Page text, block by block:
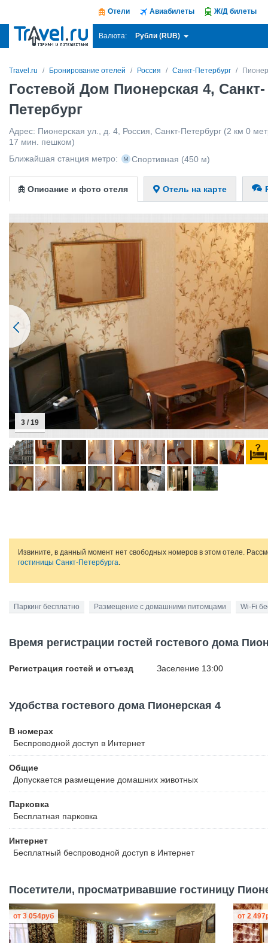
Отели Авиабилеты Ж/Д билеты
Валюта: Рубли (RUB)
Travel.ru Бронирование отелей Россия Санкт-Петербург
Гостевой Дом Пионерская 4, Санкт-
Петербург
Адрес: Пионерская ул., д. 4 Россия Санкт-Петербург (2 км 0
17 мин. пешком)
Ближайшая станция метро:
Спортивная (450 м)
Описание и фото отеля Отель на карте
3 / 19
Извините, в данный момент нет свободных номеров в этом отеле.
гостиницы Санкт-Петербурга.
Паркинг бесплатно Размещение с домашними питомцами Wi-Fi
Время регистрации гостей гостевого дома
Регистрация гостей и отъезд Заселение 13:00
Удобства гостевого дома Пионерская 4
В номерах
Беспроводной доступ в Интернет
Общие
Допускается размещение домашних животных
Парковка
Бесплатная парковка
Интернет
Бесплатный беспроводной доступ в Интернет
Посетители, просматривавшие гостиницу
от 3 054руб от 2 497